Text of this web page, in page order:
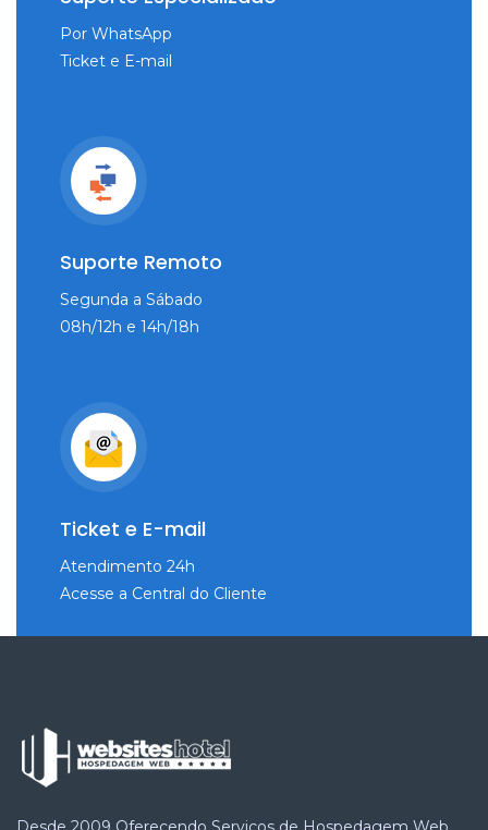
Por WhatsApp
Ticket e E-mail
Suporte Remoto
Segunda a Sábado
08h/12h e 14h/18h
Ticket e E-mail
Atendimento 24h
Acesse a Central do Cliente